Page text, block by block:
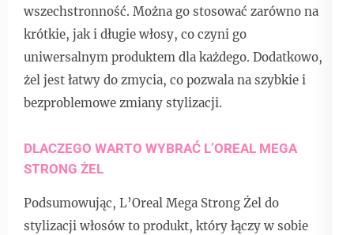
wszechstronność. Można go stosować zarówno na
krótkie, jak i długie włosy, co czyni go
uniwersalnym produktem dla każdego. Dodatkowo,
żel jest łatwy do zmycia, co pozwala na szybkie i
bezproblemowe zmiany stylizacji.
DLACZEGO WARTO WYBRAĆ L’OREAL MEGA
STRONG ŻEL
Podsumowując, L’Oreal Mega Strong Żel do
stylizacji włosów to produkt, który łączy w sobie